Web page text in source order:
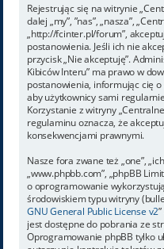
Rejestrując się na witrynie
dalej „my”, ”nas”, „nasza”,
„http://fcinter.pl/forum”,
postanowienia. Jeśli ich nie
przycisk „Nie akceptuję”.
Kibiców Interu” ma prawo w
postanowienia, informując cię
aby użytkownicy sami
Korzystanie z witryny
regulaminu oznacza, że
konsekwencjami prawnymi.
Nasze fora zwane też „one”,
„www.phpbb.com”, „phpBB
o oprogramowanie
środowiskiem typu witryny
GNU General Public License v2
jest dostępne do pobrania ze
Oprogramowanie phpBB tylko